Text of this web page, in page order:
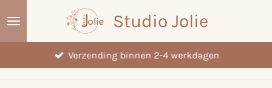
Studio Jolie
Verzending binnen 2-4 werkdagen